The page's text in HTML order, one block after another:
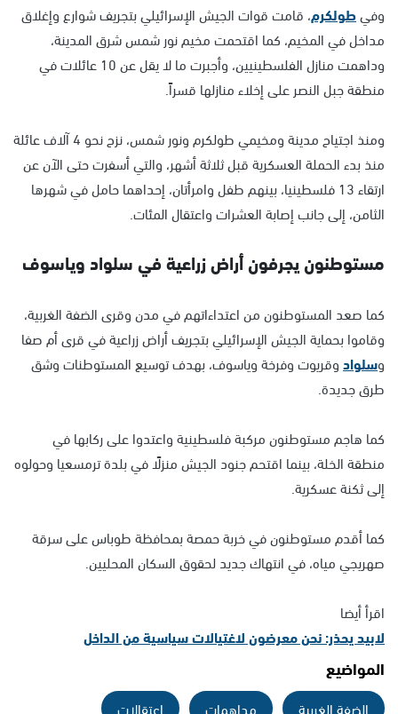
وفيطولكرم، قامت قوات الجيش الإسرائيلي بتجريف شوارع وإغلاق
مداخل في المخيم، كما اقتحمت مخيم نور شمس شرق المدينة،
وداهمت منازل الفلسطينيين، وأجبرت ما لا يقل عن 10 عائلات في
منطقة جبل النصر على إخلاء منازلها قسراً.
ومنذ اجتياح مدينة ومخيمي طولكرم ونور شمس، نزح نحو 4 آلاف عائلة
منذ بدء الحملة العسكرية قبل ثلاثة أشهر، والتي أسفرت حتى الآن عن
ارتقاء 13 فلسطينيا، بينهم طفل وامرأتان، إحداهما حامل في شهرها
الثامن، إلى جانب إصابة العشرات واعتقال المئات.
مستوطنون يجرفون أراض زراعية في سلواد وياسوف
كما صعد المستوطنون من اعتداءاتهم في مدن وقرى الضفة الغربية،
وقاموا بحماية الجيش الإسرائيلي بتجريف أراض زراعية في قرى أم صفا
وسلوادوقريوت وفرخة وياسوف، بهدف توسيع المستوطنات وشق
طرق جديدة.
كما هاجم مستوطنون مركبة فلسطينية واعتدوا على ركابها في
منطقة الخلة، بينما اقتحم جنود الجيش منزلًا في بلدة ترمسعيا وحولوه
إلى ثكنة عسكرية.
كما أقدم مستوطنون في خربة حمصة بمحافظة طوباس على سرقة
صهريجي مياه، في انتهاك جديد لحقوق السكان المحليين.
اقرأ أيضا
لابيد يحذر: نحن معرضون لاغتيالات سياسية من الداخل
المواضيع
الضفة الغربية مداهمات اعتقالات